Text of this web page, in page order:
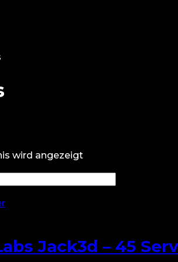
wird angezeigt
Jack3d – 45